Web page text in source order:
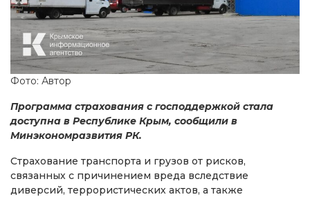
Фото: Автор
Программа страхования с господдержкой стала
доступна в Республике Крым, сообщили в
Минэкономразвития РК.
Страхование транспорта и грузов от рисков,
связанных с причинением вреда вследствие
диверсий, террористических актов, а также